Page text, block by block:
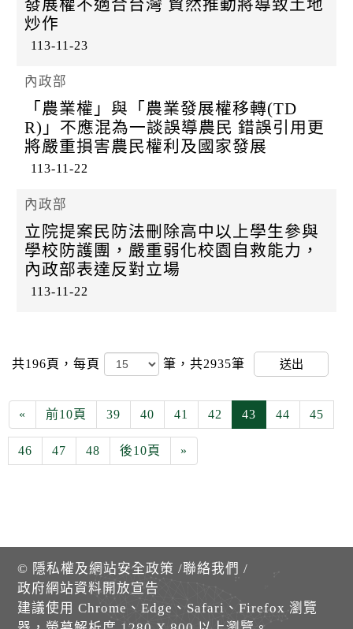
發展權不適合台灣 貿然推動將導致土地
炒作
113-11-23
內政部
「農業權」與「農業發展權移轉(TD
R)」不應混為一談誤導農民 錯誤引用更
將嚴重損害農民權利及國家發展
113-11-22
內政部
立院提案民防法刪除高中以上學生參與
學校防護團，嚴重弱化校園自救能力，
內政部表達反對立場
113-11-22
共196頁， 每頁 筆，共2935筆 送出
« 前10頁 39 40 41 42 43 44 45
46 47 48 後10頁 »
© 隱私權及網站安全政策 /聯絡我們 /
政府網站資料開放宣告
建議使用 Chrome、Edge、Safari、Firefox 瀏覽